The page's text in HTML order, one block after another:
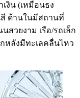
งิน (เหมือนธง
สี ด้านในมีสถานที่
สวยงาม เรือ/รถเล็ก
หลังมีทะเลคลื่นไหว